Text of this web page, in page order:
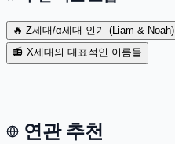
🔥 Z세대/α세대 인기 (Liam & Noah)
📻 X세대의 대표적인 이름들
연관 추천